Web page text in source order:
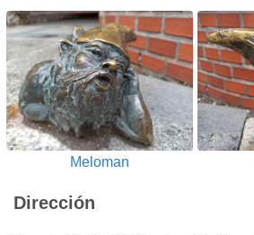
Meloman
Dirección